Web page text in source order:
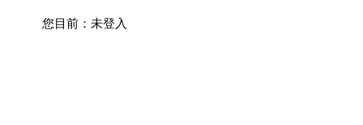
您目前： 未登入